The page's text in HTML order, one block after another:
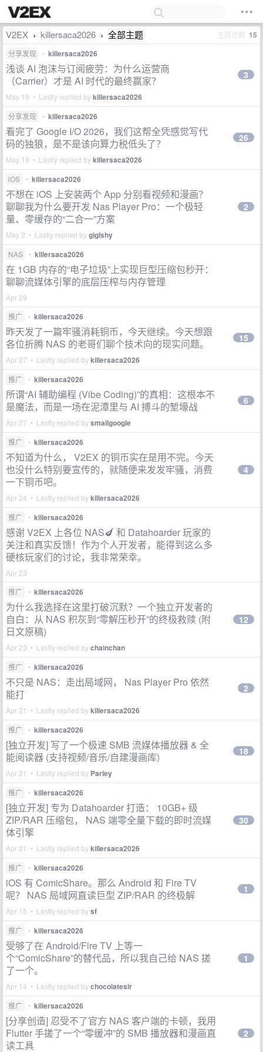
V2EX › killersaca2026 › 全部主题 主题总数 15
分享发现 • killersaca2026
浅谈 AI 泡沫与订阅疲劳：为什么运营商
（Carrier）才是 AI 时代的最终赢家？
May 19 • Lastly replied bykillersaca2026
3
分享发现 • killersaca2026
看完了 Google I/O 2026，我们这帮全凭感觉写代
码的独狼，是不是该向算力税低头了？
May 19 • Lastly replied bykillersaca2026
26
iOS • killersaca2026
不想在 iOS 上安装两个 App 分别看视频和漫画？
聊聊我为什么要开发 Nas Player Pro：一个极轻
量、零缓存的“二合一”方案
May 2 • Lastly replied bygigishy
2
NAS • killersaca2026
在 1GB 内存的“电子垃圾”上实现巨型压缩包秒开：
聊聊流媒体引擎的底层压榨与内存管理
Apr 29
推广
• killersaca2026
昨天发了一篇牢骚消耗铜币，今天继续。今天想跟
各位折腾 NAS 的老哥们聊个技术向的现实问题。
Apr 27 • Lastly replied bykillersaca2026
15
推广 • killersaca2026
所谓“AI 辅助编程 (Vibe Coding)”的真相：这根本不
是魔法，而是一场在泥潭里与 AI 搏斗的堑壕战
Apr 27 • Lastly replied bysmallgoogle
6
推广 • killersaca2026
不知道为什么， V2EX 的铜币实在是用不完。今天
也没什么特别要宣传的，就随便来发发牢骚，消费
一下铜币吧。
Apr 24 • Lastly replied bykillersaca2026
4
推广 • killersaca2026
感谢 V2EX 上各位 NAS🍆 和 Datahoarder 玩家的
关注和真实反馈！作为个人开发者，能得到这么多
硬核玩家们的讨论，我非常荣幸。
Apr 23
推广
• killersaca2026
为什么我选择在这里打破沉默？一个独立开发者的
自白：从 NAS 积灰到“零解压秒开”的终极救赎 (附
日文原稿)
Apr 23 • Lastly replied bychainchan
12
推广 • killersaca2026
不只是 NAS：走出局域网， Nas Player Pro 依然
能打
Apr 21 • Lastly replied bykillersaca2026
2
推广 • killersaca2026
[独立开发] 写了一个极速 SMB 流媒体播放器 & 全
能阅读器 (支持视频/音乐/自建漫画库)
Apr 21 • Lastly replied by Parley
18
推广 • killersaca2026
[独立开发] 专为 Datahoarder 打造： 10GB+ 级
ZIP/RAR 压缩包， NAS 端零全量下载的即时流媒
体引擎
Apr 21 • Lastly replied bykillersaca2026
30
推广 • killersaca2026
iOS 有 ComicShare。那么 Android 和 Fire TV
呢？ NAS 局域网直读巨型 ZIP/RAR 的终极解
Apr 15 • Lastly replied bysf
1
推广 • killersaca2026
受够了在 Android/Fire TV 上等一
个“ComicShare”的替代品，所以我自己给 NAS 搓
了一个。
Apr 14 • Lastly replied bychocolatesir
1
推广 • killersaca2026
[分享创造] 忍受不了官方 NAS 客户端的卡顿，我用
Flutter 手搓了一个“零缓冲”的 SMB 播放器和漫画直
读工具
2